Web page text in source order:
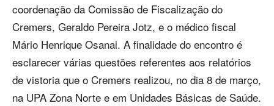
coordenação da Comissão de Fiscalização do
Cremers, Geraldo Pereira Jotz, e o médico fiscal
Mário Henrique Osanai. A finalidade do encontro é
esclarecer várias questões referentes aos relatórios
de vistoria que o Cremers realizou, no dia 8 de março,
na UPA Zona Norte e em Unidades Básicas de Saúde.